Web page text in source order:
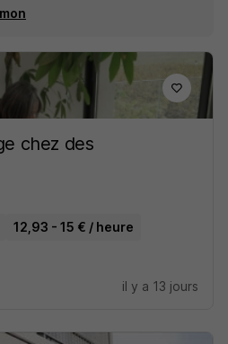
chez des
12,93 - 15 € / heure
il y a 13 jours